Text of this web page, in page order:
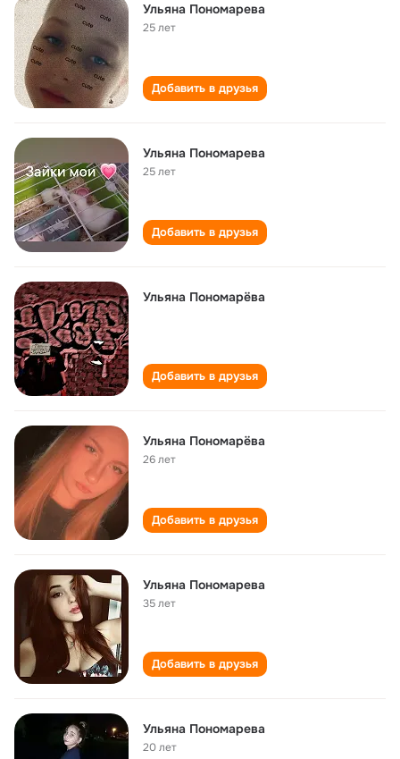
Ульяна Пономарева
25 лет
Добавить в друзья
Ульяна Пономарева
25 лет
Добавить в друзья
Ульяна Пономарёва
Добавить в друзья
Ульяна Пономарёва
26 лет
Добавить в друзья
Ульяна Пономарева
35 лет
Добавить в друзья
Ульяна Пономарева
20 лет